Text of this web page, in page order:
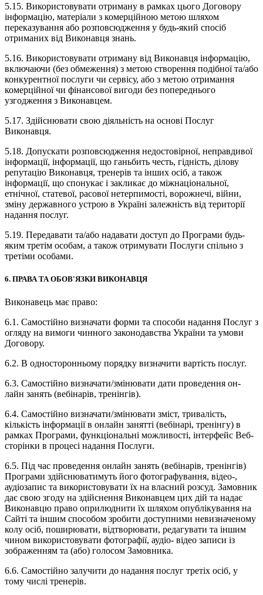
5.15. Використовувати отриману в рамках цього Договору
інформацію, матеріали з комерційною метою шляхом
переказування або розповсюдження у будь-який спосіб
отриманих від Виконавця знань.
5.16. Використовувати отриману від Виконавця інформацію,
включаючи (без обмеження) з метою створення подібної та/або
конкурентної послуги чи сервісу, або з метою отримання
комерційної чи фінансової вигоди без попереднього
узгодження з Виконавцем.
5.17. Здійснювати свою діяльність на основі Послуг
Виконавця.
5.18. Допускати розповсюдження недостовірної, неправдивої
інформації, інформації, що ганьбить честь, гідність, ділову
репутацію Виконавця, тренерів та інших осіб, а також
інформації, що спонукає і закликає до міжнаціональної,
етнічної, статевої, расової нетерпимості, ворожнечі, війни,
зміну державного устрою в Україні залежність від території
надання послуг.
5.19. Передавати та/або надавати доступ до Програми будь-
яким третім особам, а також отримувати Послуги спільно з
третіми особами.
6. ПРАВА ТА ОБОВ'ЯЗКИ ВИКОНАВЦЯ
Виконавець має право:
6.1. Самостійно визначати форми та способи надання Послуг з
огляду на вимоги чинного законодавства України та умови
Договору.
6.2. В односторонньому порядку визначити вартість послуг.
6.3. Самостійно визначати/змінювати дати проведення он-
лайн занять (вебінарів, тренінгів).
6.4. Самостійно визначати/змінювати зміст, тривалість,
кількість інформації в онлайн занятті (вебінарі, тренінгу) в
рамках Програми, функціональні можливості, інтерфейс Веб-
сторінки в процесі надання Послуги.
6.5. Під час проведення онлайн занять (вебінарів, тренінгів)
Програми здійснюватимуть його фотографування, відео-,
аудіозапис та використовувати їх на власний розсуд. Замовник
дає свою згоду на здійснення Виконавцем цих дій та надає
Виконавцю право оприлюднити їх шляхом опублікування на
Сайті та іншим способом зробити доступними невизначеному
колу осіб, поширювати, відтворювати, редагувати та іншим
чином використовувати фотографії, аудіо- відео записи із
зображенням та (або) голосом Замовника.
6.6. Самостійно залучити до надання послуг третіх осіб, у
тому числі тренерів.